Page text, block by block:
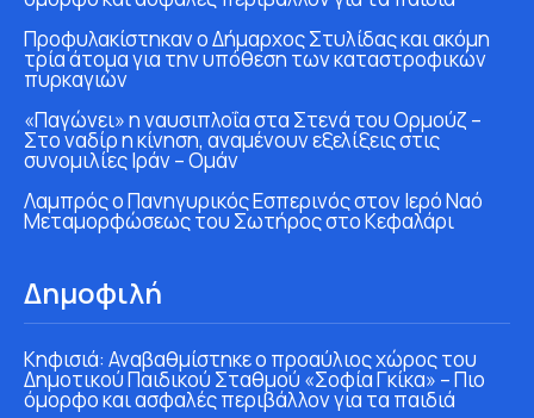
Προφυλακίστηκαν ο Δήμαρχος Στυλίδας και ακόμη
τρία άτομα για την υπόθεση των καταστροφικών
πυρκαγιών
«Παγώνει» η ναυσιπλοΐα στα Στενά του Ορμούζ –
Στο ναδίρ η κίνηση, αναμένουν εξελίξεις στις
συνομιλίες Ιράν – Ομάν
Λαμπρός ο Πανηγυρικός Εσπερινός στον Ιερό Ναό
Μεταμορφώσεως του Σωτήρος στο Κεφαλάρι
Δημοφιλή
Κηφισιά: Αναβαθμίστηκε ο προαύλιος χώρος του
Δημοτικού Παιδικού Σταθμού «Σοφία Γκίκα» – Πιο
όμορφο και ασφαλές περιβάλλον για τα παιδιά